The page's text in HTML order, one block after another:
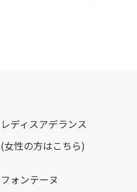
レディスアデランス
(女性の方はこちら)
フォンテーヌ